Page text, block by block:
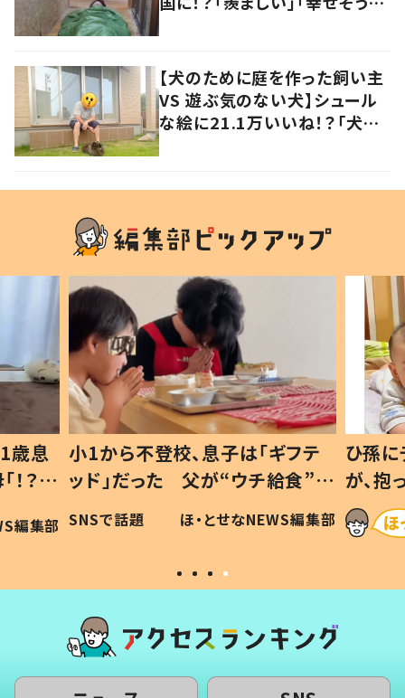
【犬のために庭を作った飼い主
VS 遊ぶ気のない犬】シュール
な絵に21.1万いいね！？「犬の
歳息
？」
編集部
小1から不登校、息子は「ギフテ
ッド」だった 父が“ウチ給食”を
作り続ける理由とは #令和の親
#令和の子
SNSで話題 ほ・とせなNEWS編集部
ひ孫
が、
「涙が
い」